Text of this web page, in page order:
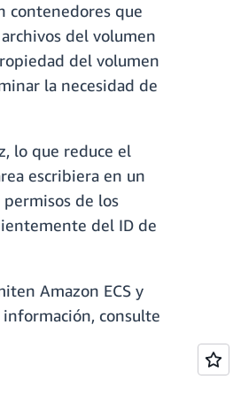
contenedores que
del volumen
del volumen
la necesidad de
lo que reduce el
escribiera en un
de los
del ID de
Amazon ECS y
información, consulte